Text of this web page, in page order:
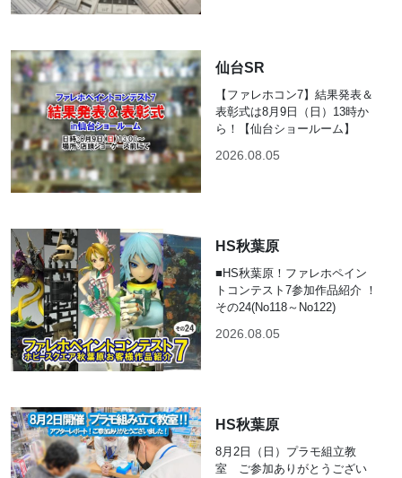
仙台SR
【ファレホコン7】結果発表＆
表彰式は8月9日（日）13時か
ら！【仙台ショールーム】
2026.08.05
HS秋葉原
■HS秋葉原！ファレホペイン
トコンテスト7参加作品紹介 ！
その24(No118～No122)
2026.08.05
HS秋葉原
8月2日（日）プラモ組立教
室 ご参加ありがとうござい